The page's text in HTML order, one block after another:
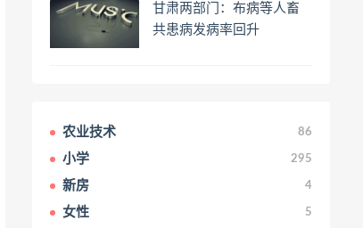
甘肃两部门：布病等人畜
共患病发病率回升
农业技术 86
小学 295
新房 4
女性 5